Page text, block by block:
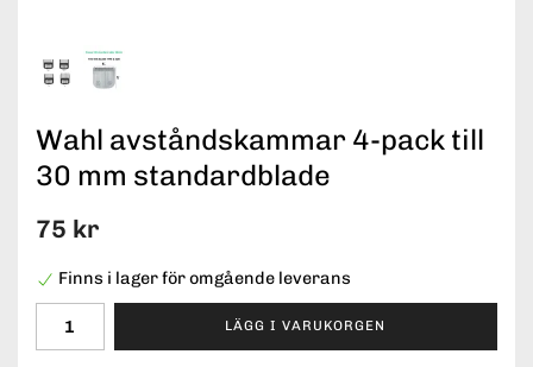
Wahl avståndskammar 4-pack till
30 mm standardblade
75 kr
Finns i lager för omgående leverans
LÄGG I VARUKORGEN